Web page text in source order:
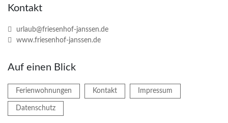
Kontakt
urlaub@friesenhof-janssen.de
www.friesenhof-janssen.de
Auf einen Blick
Ferienwohnungen Kontakt Impressum
Datenschutz